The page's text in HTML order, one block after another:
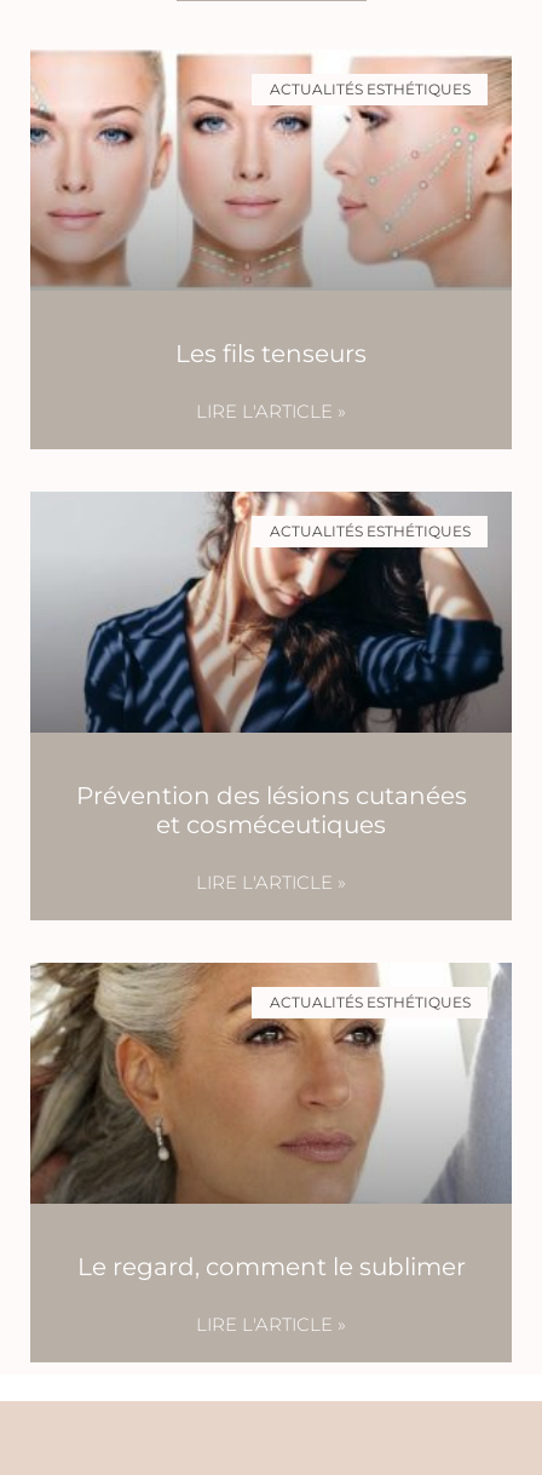
ACTUALITÉS ESTHÉTIQUES
Les fils tenseurs
LIRE L'ARTICLE »
ACTUALITÉS ESTHÉTIQUES
Prévention des lésions cutanées
et cosméceutiques
LIRE L'ARTICLE »
ACTUALITÉS ESTHÉTIQUES
Le regard, comment le sublimer
LIRE L'ARTICLE »